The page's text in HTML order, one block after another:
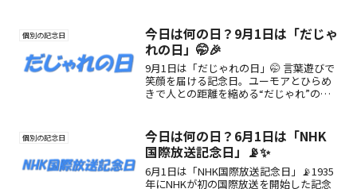
個別の記念日
今日は何の日？9月1日は「だじゃ
れの日」🤭🎉
9月1日は「だじゃれの日」🤭 言葉遊びで
笑顔を届ける記念日。ユーモアとひらめ
きで人との距離を縮める“だじゃれ”の魅
個別の記念日
今日は何の日？6月1日は「NHK
国際放送記念日」📡✨
6月1日は「NHK国際放送記念日」📡1935
年にNHKが初の国際放送を開始した記念